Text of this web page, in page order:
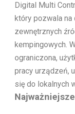
Digital Multi
który pozwala
zewnętrznych
kempingowych.
ograniczona,
pracy urządzeń,
się do lokalnych